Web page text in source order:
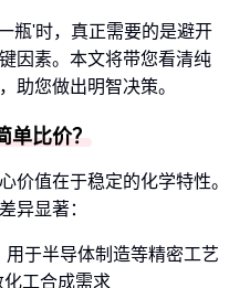
瓶'时，真正需要的是避开
因素。本文将带您看清纯
助您做出明智决策。
比价？
价值在于稳定的化学特性。
异显著：
于半导体制造等精密工艺
工合成需求